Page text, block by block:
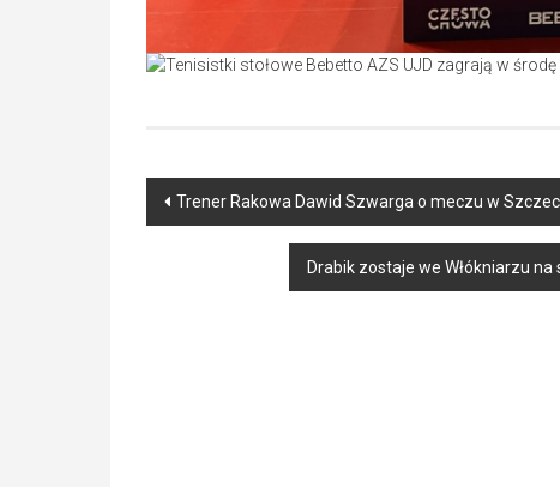
Post
navigation
Trener Rakowa Dawid Szwarga o meczu w
Drabik zostaje we Włókniarzu